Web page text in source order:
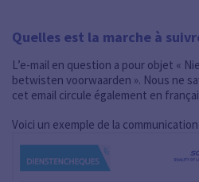
Quelles est la marche à
L’e-mail en question a pour objet «
betwisten voorwaarden ». Nous ne
cet email circule également en
Voici un exemple de la